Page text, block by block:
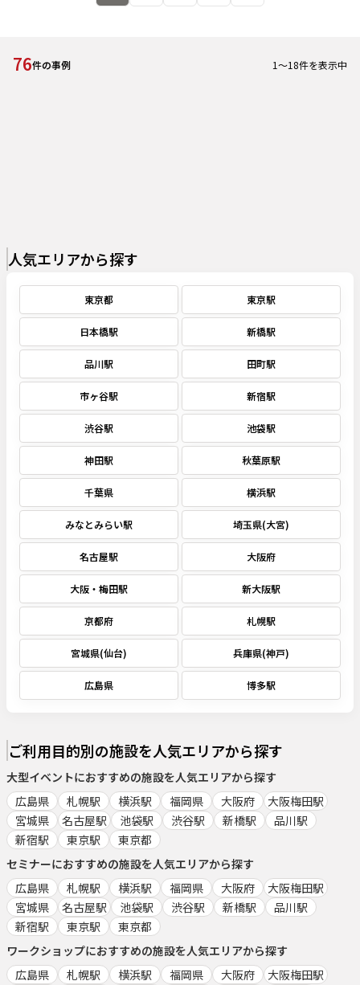
76件の事例 1～18件を表示中
人気エリアから探す
東京都 東京駅
日本橋駅 新橋駅
品川駅 田町駅
市ヶ谷駅 新宿駅
渋谷駅 池袋駅
神田駅 秋葉原駅
千葉県 横浜駅
みなとみらい駅 埼玉県(大宮)
名古屋駅 大阪府
大阪・梅田駅 新大阪駅
京都府 札幌駅
宮城県(仙台) 兵庫県(神戸)
広島県 博多駅
ご利用目的別の施設を人気エリアから探す
大型イベントにおすすめの施設を人気エリアから探す
広島県
札幌駅 横浜駅 福岡県 大阪府
大阪梅田駅
宮城県
名古屋駅 池袋駅 渋谷駅 新橋駅
品川駅
新宿駅
東京駅
東京都
セミナーにおすすめの施設を人気エリアから探す
広島県
札幌駅 横浜駅 福岡県 大阪府
大阪梅田駅
宮城県
名古屋駅 池袋駅 渋谷駅 新橋駅
品川駅
新宿駅
東京駅
東京都
ワークショップにおすすめの施設を人気エリアから探す
広島県
札幌駅 横浜駅 福岡県 大阪府
大阪梅田駅